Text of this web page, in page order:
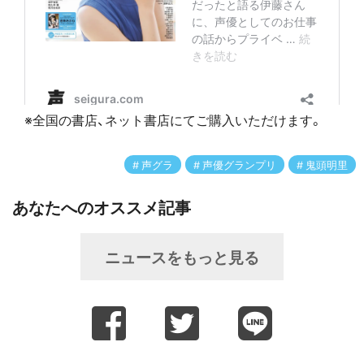
※全国の書店、ネット書店にてご購入いただけます。
声グラ 声優グランプリ 鬼頭明里
あなたへのオススメ記事
ニュースをもっと見る